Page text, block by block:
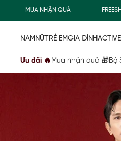
MUA NHẬN QUÀ FREESHIP
NAMNỮTRẺ EMGIA ĐÌNHACTIVE
Ưu đãi 🔥 Mua nhận quà 🎁Bộ